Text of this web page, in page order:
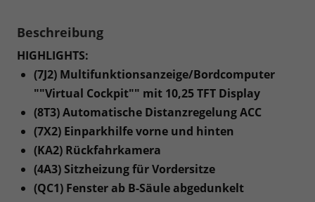
Beschreibung
HIGHLIGHTS:
(7J2) Multifunktionsanzeige/Bordcomputer
""Virtual Cockpit"" mit 10,25 TFT Display
(8T3) Automatische Distanzregelung ACC
(7X2) Einparkhilfe vorne und hinten
(KA2) Rückfahrkamera
(4A3) Sitzheizung für Vordersitze
(QC1) Fenster ab B-Säule abgedunkelt